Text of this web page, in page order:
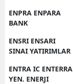
ENPRA ENPARA
BANK
ENSRI ENSARI
SINAI YATIRIMLAR
ENTRA IC ENTERRA
YEN. ENERJI